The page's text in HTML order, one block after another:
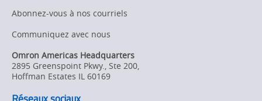
Abonnez-vous à nos courriels
Communiquez avec nous
Omron Americas Headquarters
2895 Greenspoint Pkwy., Ste 200,
Hoffman Estates IL 60169